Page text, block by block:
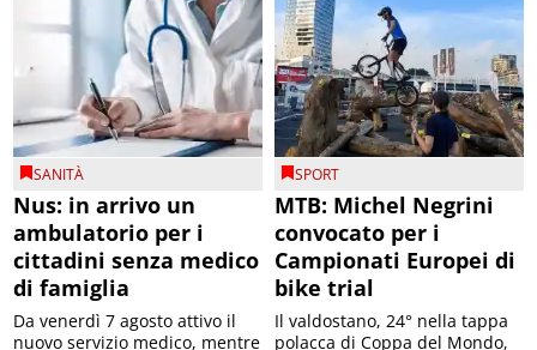
SANITÀ
Nus: in arrivo un
ambulatorio per i
cittadini senza medico
di famiglia
Da venerdì 7 agosto attivo il
nuovo servizio medico, mentre
SPORT
MTB: Michel Negrini
convocato per i
Campionati Europei di
bike trial
Il valdostano, 24° nella tappa
polacca di Coppa del Mondo,